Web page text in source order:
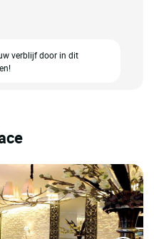
verblijf door in dit